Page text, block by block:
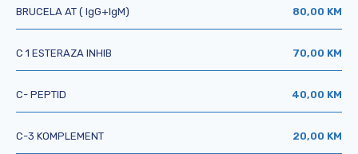
BRUCELA AT ( IgG+IgM) 80,00 KM
C 1 ESTERAZA INHIB 70,00 KM
C- PEPTID 40,00 KM
C-3 KOMPLEMENT 20,00 KM